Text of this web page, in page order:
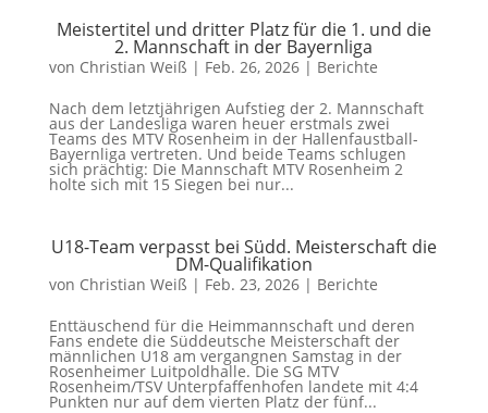
Meistertitel und dritter Platz für die 1. und die
2. Mannschaft in der Bayernliga
von Christian Weiß | Feb. 26, 2026| Berichte
Nach dem letztjährigen Aufstieg der 2. Mannschaft
aus der Landesliga waren heuer erstmals zwei
Teams des MTV Rosenheim in der Hallenfaustball-
Bayernliga vertreten. Und beide Teams schlugen
sich prächtig: Die Mannschaft MTV Rosenheim 2
holte sich mit 15 Siegen bei nur...
U18-Team verpasst bei Südd. Meisterschaft die
DM-Qualifikation
von Christian Weiß | Feb. 23, 2026| Berichte
Enttäuschend für die Heimmannschaft und deren
Fans endete die Süddeutsche Meisterschaft der
männlichen U18 am vergangnen Samstag in der
Rosenheimer Luitpoldhalle. Die SG MTV
Rosenheim/TSV Unterpfaffenhofen landete mit 4:4
Punkten nur auf dem vierten Platz der fünf...